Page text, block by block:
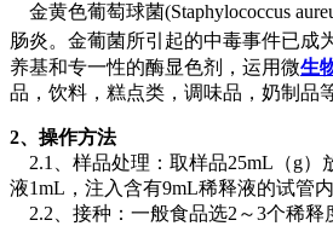
金黄色葡萄球菌(Staphylococcus
肠炎。金葡菌所引起的中毒事件已成
养基和专一性的酶显色剂，运用微生
品，饮料，糕点类，调味品，奶制品
2、操作方法
2.1、样品处理：取样品25mL（g）
液1mL，注入含有9mL稀释液的试管
2.2、接种：一般食品选2～3个稀释